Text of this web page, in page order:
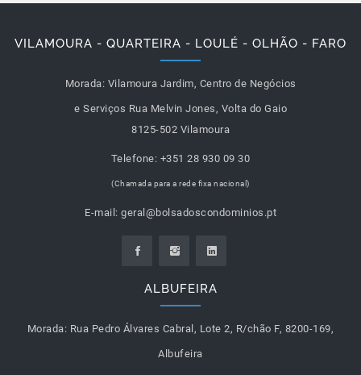
VILAMOURA - QUARTEIRA - LOULÉ - OLHÃO - FARO
Morada: Vilamoura Jardim, Centro de Negócios
e Serviços Rua Melvin Jones, Volta do Gaio
8125-502 Vilamoura
Telefone: +351 28 930 09 30
(Chamada para a rede fixa nacional)
E-mail: geral@bolsadoscondominios.pt
ALBUFEIRA
Morada: Rua Pedro Álvares Cabral, Lote 2, R/chão F, 8200-169,
Albufeira